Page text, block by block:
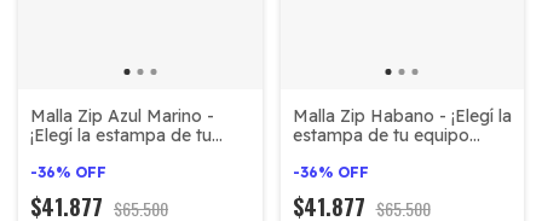
Malla Zip Azul Marino -
¡Elegí la estampa de tu
-36% OFF
$41.877 $65.500
Malla Zip Habano - ¡Elegí la
estampa de tu equipo
-36% OFF
$41.877 $65.500